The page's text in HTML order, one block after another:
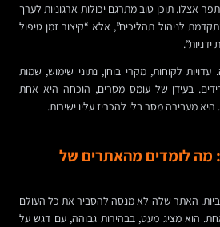
אצלו. תוכן טוב מתרגם יכולות ארגוניות לערך
לניהול תהליכים”, אלא “קיצור זמן טיפול
לקוחות, מקרי בוחן, נתוני שימוש, שמות
בעידן של עומס מסרים, הוכחה היא אחת
מעבירה מסר בלי להכריז עליו ישירות.
מה לומדים מהאתרים של
האתר שלה לא מנסה להסביר את כל העולם
הוא מציג מעט, בבהירות גבוהה, עם דגש על